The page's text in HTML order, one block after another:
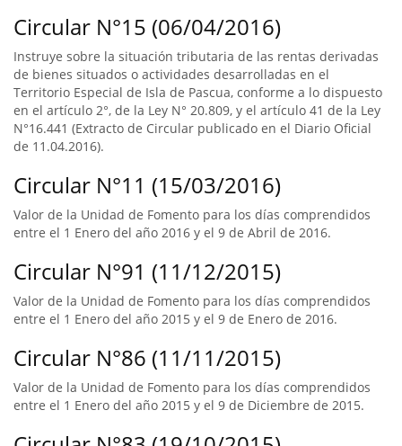
Circular N°15 (06/04/2016)
Instruye sobre la situación tributaria de las rentas derivadas
de bienes situados o actividades desarrolladas en el
Territorio Especial de Isla de Pascua, conforme a lo dispuesto
en el artículo 2°, de la Ley N° 20.809, y el artículo 41 de la Ley
N°16.441 (Extracto de Circular publicado en el Diario Oficial
de 11.04.2016).
Circular N°11 (15/03/2016)
Valor de la Unidad de Fomento para los días comprendidos
entre el 1 Enero del año 2016 y el 9 de Abril de 2016.
Circular N°91 (11/12/2015)
Valor de la Unidad de Fomento para los días comprendidos
entre el 1 Enero del año 2015 y el 9 de Enero de 2016.
Circular N°86 (11/11/2015)
Valor de la Unidad de Fomento para los días comprendidos
entre el 1 Enero del año 2015 y el 9 de Diciembre de 2015.